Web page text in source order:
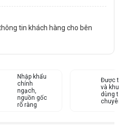
tin khách hàng cho bên
Nhập khẩu
chính
ngạch,
nguồn gốc
rõ ràng
Được
và
dùng từ